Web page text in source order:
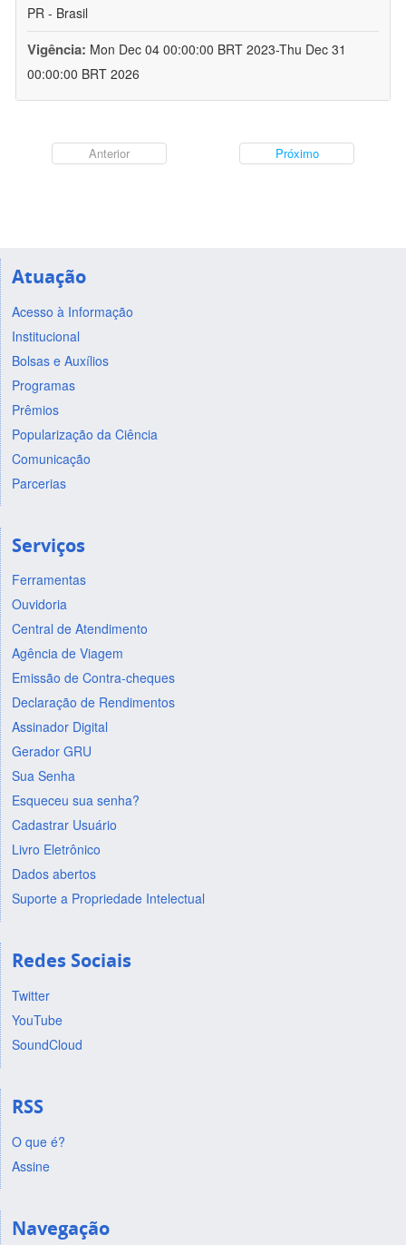
PR - Brasil
Vigência: Mon Dec 04 00:00:00 BRT 2023-Thu Dec 31
00:00:00 BRT 2026
Anterior Próximo
Atuação
Acesso à Informação
Institucional
Bolsas e Auxílios
Programas
Prêmios
Popularização da Ciência
Comunicação
Parcerias
Serviços
Ferramentas
Ouvidoria
Central de Atendimento
Agência de Viagem
Emissão de Contra-cheques
Declaração de Rendimentos
Assinador Digital
Gerador GRU
Sua Senha
Esqueceu sua senha?
Cadastrar Usuário
Livro Eletrônico
Dados abertos
Suporte a Propriedade Intelectual
Redes Sociais
Twitter
YouTube
SoundCloud
RSS
O que é?
Assine
Navegação